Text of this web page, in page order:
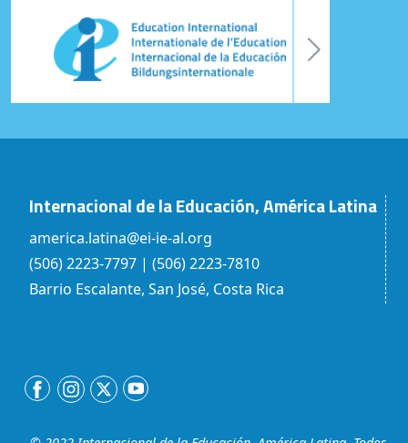
Internacional de la Educación, América Latina
america.latina@ei-ie-al.org
(506) 2223-7797 | (506) 2223-7810
Barrio Escalante, San José, Costa Rica